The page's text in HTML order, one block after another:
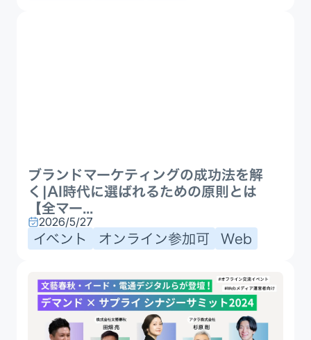
ブランドマーケティングの成功法を解
く|AI時代に選ばれるための原則とは
【全マー...
2026/5/27
イベント オンライン参加可 Web